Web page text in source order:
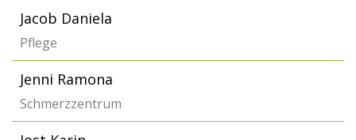
Jacob Daniela
Pflege
Jenni Ramona
Schmerzzentrum